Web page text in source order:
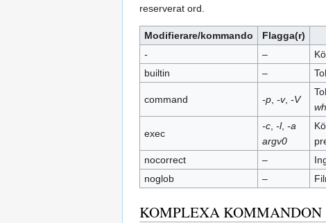
reserverat ord.
Modifierare/kommando Flagga(r)
-
–
builtin
–
command -p, -v, -V
exec
-c, -l, -a
argv0
nocorrect
–
noglob
–
KOMPLEXA KOMMANDON